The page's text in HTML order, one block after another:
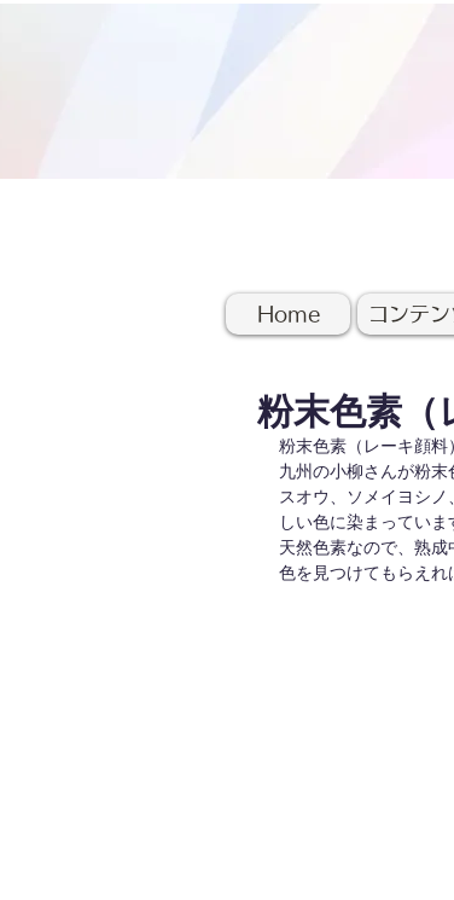
Home コンテン
粉末色素（
粉末色素（レーキ顔料
九州の小柳さんが粉末
スオウ、ソメイヨシ
しい色に染まっていま
天然色素なので、熟
色を見つけてもらえれ